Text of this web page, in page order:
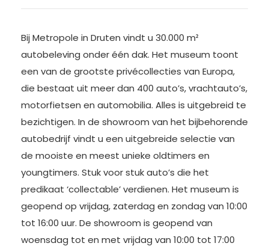
Bij Metropole in Druten vindt u 30.000 m²
autobeleving onder één dak. Het museum toont
een van de grootste privécollecties van Europa,
die bestaat uit meer dan 400 auto’s, vrachtauto’s,
motorfietsen en automobilia. Alles is uitgebreid te
bezichtigen. In de showroom van het bijbehorende
autobedrijf vindt u een uitgebreide selectie van
de mooiste en meest unieke oldtimers en
youngtimers. Stuk voor stuk auto’s die het
predikaat ‘collectable’ verdienen. Het museum is
geopend op vrijdag, zaterdag en zondag van 10:00
tot 16:00 uur. De showroom is geopend van
woensdag tot en met vrijdag van 10:00 tot 17:00